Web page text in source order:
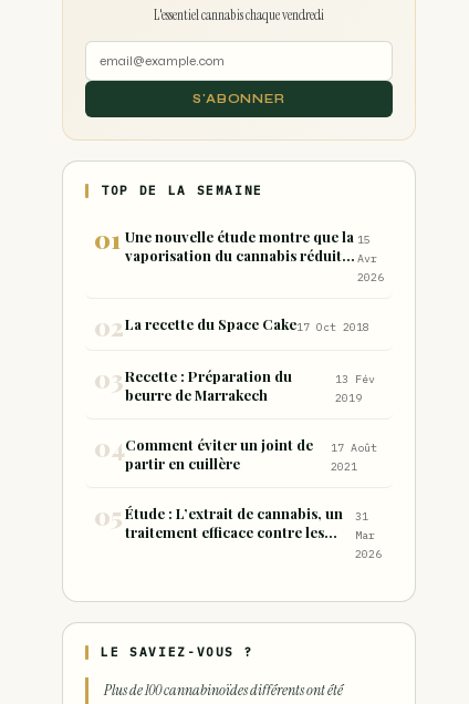
L'essentiel cannabis chaque vendredi
S'ABONNER
TOP DE LA SEMAINE
Une nouvelle étude montre que la
vaporisation du cannabis réduit
joint
15
Avr
2026
La recette du Space Cake17 Oct 2018
Recette : Préparation du
beurre de Marrakech
13 Fév
2019
Comment éviter un joint de
partir en cuillère
17 Août
2021
Étude : L’extrait de cannabis, un
traitement efficace contre les
31
Mar
2026
LE SAVIEZ-VOUS ?
Plus de 100 cannabinoïdes différents ont été